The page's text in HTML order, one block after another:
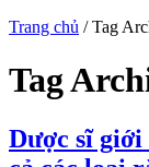
Trang chủ / Tag
Tag
Dược sĩ giới